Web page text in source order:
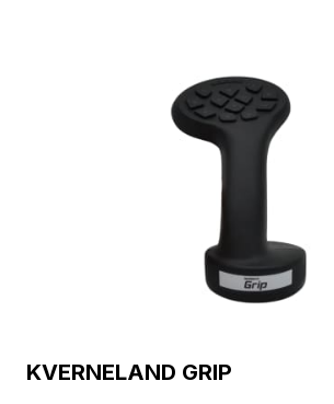
KVERNELAND GRIP